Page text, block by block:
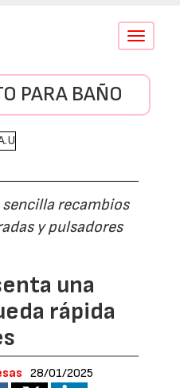
Conmutar
PARA BAÑO
recambios
y pulsadores
una
rápida
28/01/2025